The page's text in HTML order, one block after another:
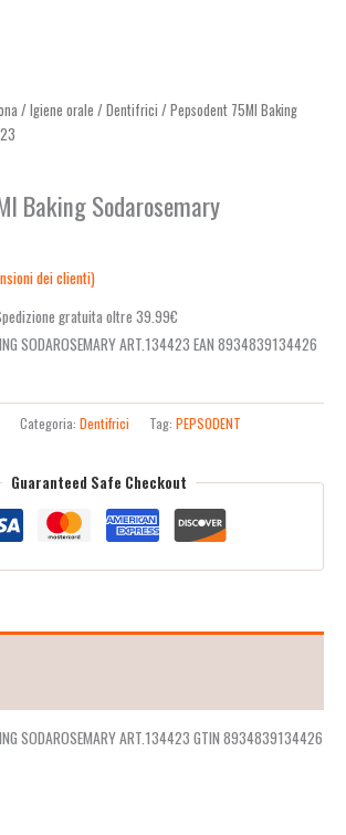
/ Igiene orale / Dentifrici / Pepsodent 75Ml Baking
Baking Sodarosemary
dei clienti)
gratuita oltre 39.99€
SODAROSEMARY ART.134423 EAN 8934839134426
Categoria: Dentifrici Tag: PEPSODENT
Guaranteed Safe Checkout
SODAROSEMARY ART.134423 GTIN 8934839134426